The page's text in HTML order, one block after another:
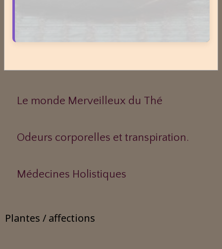
Le monde Merveilleux du Thé
Odeurs corporelles et transpiration.
Médecines Holistiques
Plantes / affections